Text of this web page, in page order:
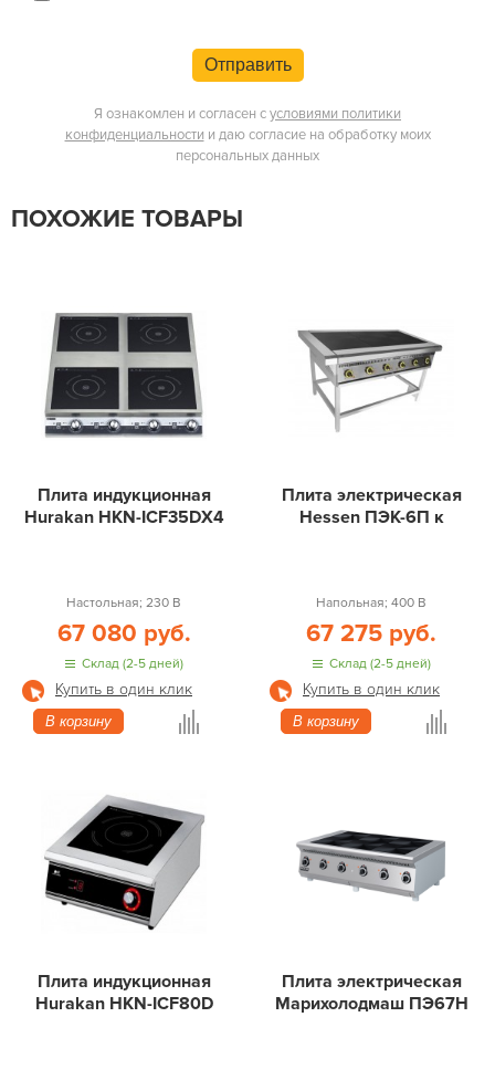
Отправить
Я ознакомлен и согласен сусловиями политики
конфиденциальности и даю согласие на обработку моих
персональных данных
ПОХОЖИЕ ТОВАРЫ
Плита индукционная
Hurakan HKN-ICF35DX4
Настольная; 230 В
67 080 руб.
Склад (2-5 дней)
Купить в один клик
В корзину
Плита электрическая
Hessen ПЭК-6П к
Напольная; 400 В
67 275 руб.
Склад (2-5 дней)
Купить в один клик
В корзину
Плита индукционная
Hurakan HKN-ICF80D
Плита электрическая
Марихолодмаш ПЭ67Н